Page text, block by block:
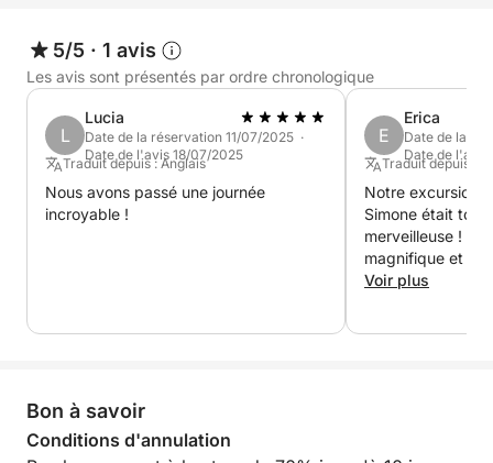
5/5 · 1 avis
Les avis sont présentés par ordre chronologique
L
Lucia
Date de la réservation 11/07/2025 ·
Date de l'avis 18/07/2025
Traduit depuis : Anglais
Nous avons passé une journée
incroyable !
E
Erica
Date de la
Date de l'avis
Traduit depuis :
Notre excursion
Simone était tout
merveilleuse ! Le
magnifique et
Simone nous a
Voir plus
Bon à savoir
Conditions d'annulation